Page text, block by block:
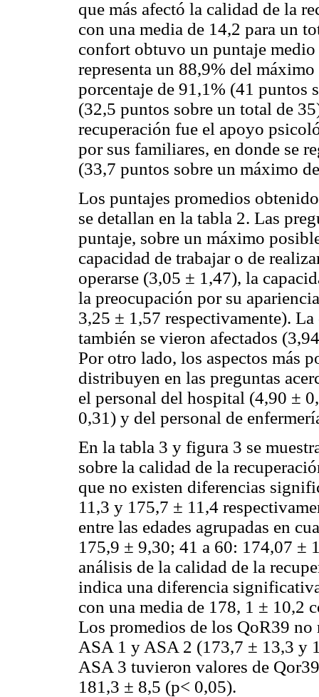
que más afectó la calidad de la
con una media de 14,2 para un
confort obtuvo un puntaje
representa un 88,9% del
porcentaje de 91,1% (41 puntos
(32,5 puntos sobre un total de
recuperación fue el apoyo
por sus familiares, en donde se
(33,7 puntos sobre un máximo
Los puntajes promedios
se detallan en la tabla 2. Las
puntaje, sobre un máximo
capacidad de trabajar o de
operarse (3,05 ± 1,47), la
la preocupación por su
3,25 ± 1,57 respectivamente).
también se vieron afectados
Por otro lado, los aspectos más
distribuyen en las preguntas
el personal del hospital (4,90 ±
0,31) y del personal de
En la tabla 3 y figura 3 se
sobre la calidad de la
que no existen diferencias
11,3 y 175,7 ± 11,4
entre las edades agrupadas en
175,9 ± 9,30; 41 a 60: 174,07 ±
análisis de la calidad de la
indica una diferencia
con una media de 178, 1 ± 10,2
Los promedios de los QoR39 no
ASA 1 y ASA 2 (173,7 ± 13,3 y
ASA 3 tuvieron valores de
181,3 ± 8,5 (p< 0,05).